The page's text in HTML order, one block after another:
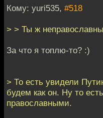
Кому: yuri535, #518
> > Ты ж
За что я топлю-то? :)
> То есть увидели
будем как он. Ну то
православными.